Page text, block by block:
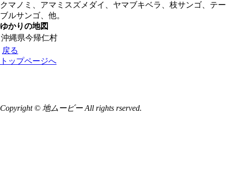
クマノミ、アマミスズメダイ、ヤマブキベラ、枝サンゴ、テー
ブルサンゴ、他。
ゆかりの地図
沖縄県今帰仁村
戻る
トップページへ
Copyright © 地ムービー All rights rserved.